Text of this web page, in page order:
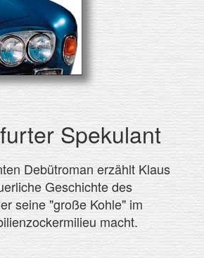
Spekulant
Debütroman erzählt Klaus
Geschichte des
seine "große Kohle" im
macht.